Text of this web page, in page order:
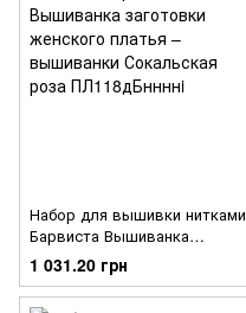
Набор для вышивки нитками
Барвиста Вышиванка
заготовки женского платья –
вышиванки Сокальская роза
ПЛ118дБннннi
1 031.20 грн